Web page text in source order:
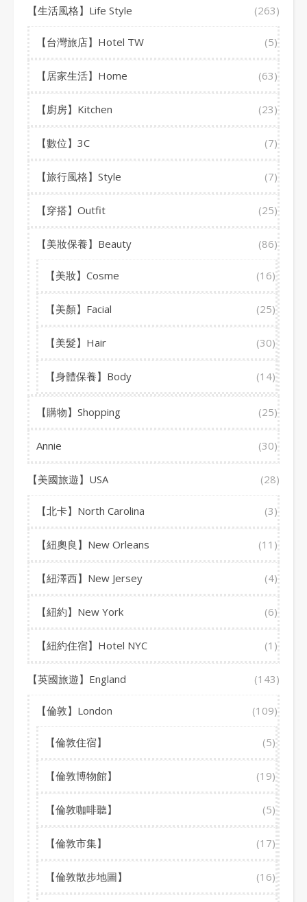
【生活風格】Life Style (263)
【台灣旅店】Hotel TW (5)
【居家生活】Home (63)
【廚房】Kitchen (23)
【數位】3C (7)
【旅行風格】Style (7)
【穿搭】Outfit (25)
【美妝保養】Beauty (86)
【美妝】Cosme (16)
【美顏】Facial (25)
【美髮】Hair (30)
【身體保養】Body (14)
【購物】Shopping (25)
Annie (30)
【美國旅遊】USA (28)
【北卡】North Carolina (3)
【紐奧良】New Orleans (11)
【紐澤西】New Jersey (4)
【紐約】New York (6)
【紐約住宿】Hotel NYC (1)
【英國旅遊】England (143)
【倫敦】London (109)
【倫敦住宿】 (5)
【倫敦博物館】 (19)
【倫敦咖啡聽】 (5)
【倫敦市集】 (17)
【倫敦散步地圖】 (16)